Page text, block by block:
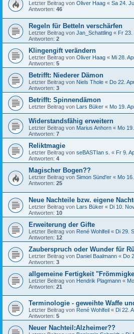
Letzter Beitrag von Oliver Haag « Sa 24.
Antworten: 46
Regeln für Betteln verschärfen
Letzter Beitrag von Jan_Schattling « Fr 23.
Antworten: 2
Klingengift verändern
Letzter Beitrag von Oliver Haag « Mi 28.
Antworten: 5
Betrifft: Niederer Dämon
Letzter Beitrag von Niels Thole « Do 22.
Antworten: 3
Betrifft: Spinnendämon
Letzter Beitrag von Lars Büker « Mo 19.
Widerstandsfähig erweitern
Letzter Beitrag von Marius Anhorn « Mo
Antworten: 7
Reliktmagie
Letzter Beitrag von seBASTIan s. « Fr 9.
Antworten: 4
Magischer Bogen??
Letzter Beitrag von Simon Sünd'er « Mo
Antworten: 25
Neue Nachteile bzw. eigene
Letzter Beitrag von Lars Büker « Di 10.
Antworten: 10
Erweiterung der Gifte
Letzter Beitrag von René Wohlfeil « Di 29.
Antworten: 12
Zauberspruch oder Wunder für
Letzter Beitrag von Daniel Baalmann « Do
Antworten: 3
allgemeine Fertigkeit
Letzter Beitrag von Hendrik Plagmann «
Antworten: 21
Terminologie - geweihte Waffe
Letzter Beitrag von René Wohlfeil « Di 22.
Antworten: 5
Neuer Nachteil:Alzheimer??